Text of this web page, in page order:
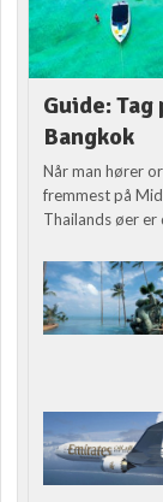
Guide:
Bangkok
Når man hører
fremmest på
Thailands øer